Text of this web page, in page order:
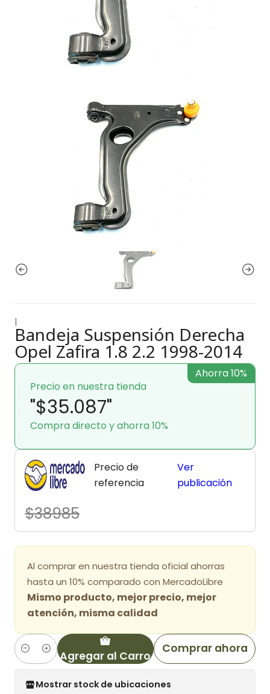
|
Bandeja Suspensión Derecha
Opel Zafira 1.8 2.2 1998-2014
Precio en nuestra tienda
"$35.087"
Compra directo y ahorra 10%
Ahorra 10%
Precio de
referencia
$38985
Ver
publicación
Al comprar en nuestra tienda oficial ahorras
hasta un 10% comparado con MercadoLibre
Mismo producto, mejor precio, mejor
atención, misma calidad
Cantidad Agregar al Carro
Comprar ahora
Mostrar stock de ubicaciones